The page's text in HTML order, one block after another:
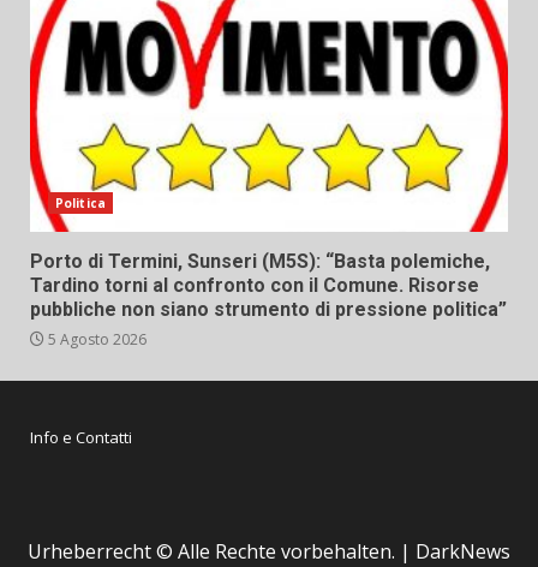
Politica
Porto di Termini, Sunseri (M5S): “Basta polemiche,
Tardino torni al confronto con il Comune. Risorse
pubbliche non siano strumento di pressione politica”
5 Agosto 2026
Info e Contatti
Urheberrecht © Alle Rechte vorbehalten. | DarkNews